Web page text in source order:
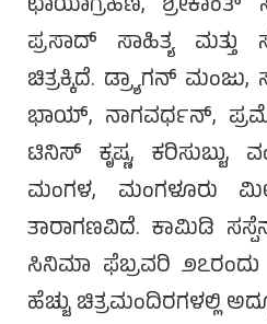
ಪ್ರಸಾದ್ ಸಾಹಿತ್ಯ
ಚಿತ್ರಕ್ಕಿದೆ. ಡ್ರ್ಯಾಗನ್
ಭಾಯ್, ನಾಗವರ್ಧನ್,
ಟಿನಿಸ್ ಕೃಷ್ಣ,
ಮಂಗಳ, ಮಂಗಳೂರು
ತಾರಾಗಣವಿದೆ. ಕಾಮಿಡಿ
ಸಿನಿಮಾ ಫೆಬ್ರವರಿ ೨೭ರಂದು
ಹೆಚ್ಚು ಚಿತ್ರಮಂದಿರಗಳಲ್ಲಿ